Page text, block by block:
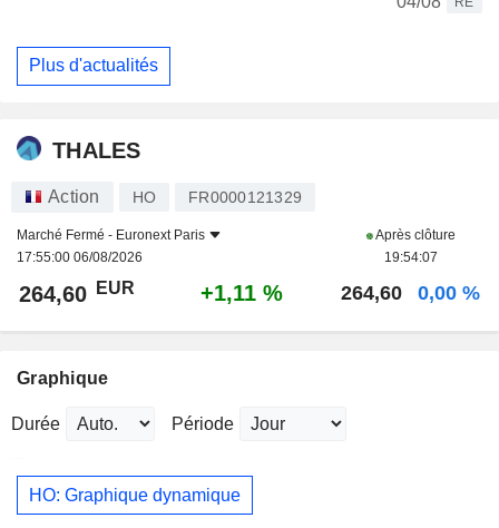
Plus d'actualités
THALES
Action HO FR0000121329
Marché Fermé - Euronext Paris
17:55:00 06/08/2026
Après clôture
19:54:07
264,60 EUR +1,11 % 264,60 0,00 %
Graphique
Durée Période
HO: Graphique dynamique